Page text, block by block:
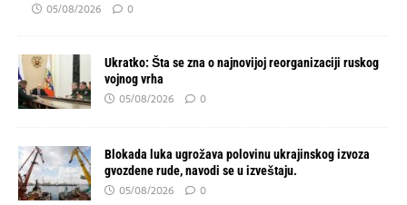
05/08/2026 0
Ukratko: Šta se zna o najnovijoj reorganizaciji ruskog
vojnog vrha
05/08/2026 0
Blokada luka ugrožava polovinu ukrajinskog izvoza
gvozdene rude, navodi se u izveštaju.
05/08/2026 0